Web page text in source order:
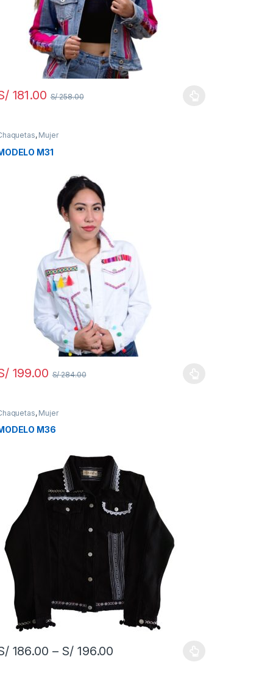
181.00 S/258.00
, Mujer
M31
199.00 S/284.00
, Mujer
M36
186.00 – S/ 196.00